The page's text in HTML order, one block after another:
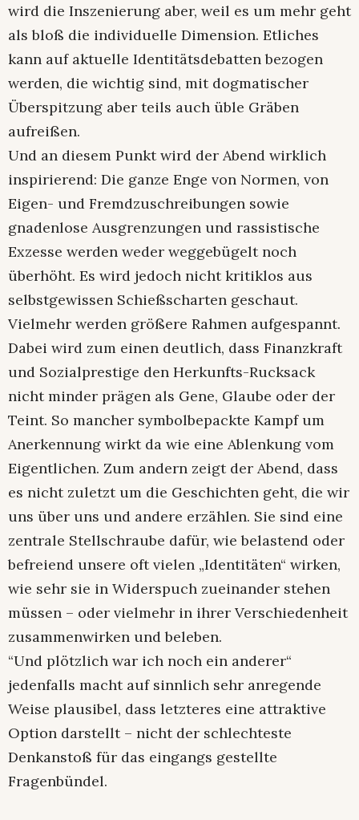
wird die Inszenierung aber, weil es um mehr geht
als bloß die individuelle Dimension. Etliches
kann auf aktuelle Identitätsdebatten bezogen
werden, die wichtig sind, mit dogmatischer
Überspitzung aber teils auch üble Gräben
aufreißen.
Und an diesem Punkt wird der Abend wirklich
inspirierend: Die ganze Enge von Normen, von
Eigen- und Fremdzuschreibungen sowie
gnadenlose Ausgrenzungen und rassistische
Exzesse werden weder weggebügelt noch
überhöht. Es wird jedoch nicht kritiklos aus
selbstgewissen Schießscharten geschaut.
Vielmehr werden größere Rahmen aufgespannt.
Dabei wird zum einen deutlich, dass Finanzkraft
und Sozialprestige den Herkunfts-Rucksack
nicht minder prägen als Gene, Glaube oder der
Teint. So mancher symbolbepackte Kampf um
Anerkennung wirkt da wie eine Ablenkung vom
Eigentlichen. Zum andern zeigt der Abend, dass
es nicht zuletzt um die Geschichten geht, die wir
uns über uns und andere erzählen. Sie sind eine
zentrale Stellschraube dafür, wie belastend oder
befreiend unsere oft vielen „Identitäten“ wirken,
wie sehr sie in Widerspuch zueinander stehen
müssen – oder vielmehr in ihrer Verschiedenheit
zusammenwirken und beleben.
“Und plötzlich war ich noch ein anderer“
jedenfalls macht auf sinnlich sehr anregende
Weise plausibel, dass letzteres eine attraktive
Option darstellt – nicht der schlechteste
Denkanstoß für das eingangs gestellte
Fragenbündel.